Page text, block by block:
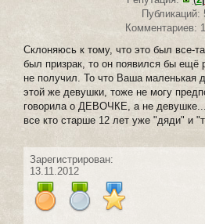
Публикаций:
Комментариев:
Склоняюсь к тому, что это был все-
был призрак, то он появился бы ещё
не получил. То что Ваша маленькая
этой же девушки, тоже не могу
говорила о ДЕВОЧКЕ, а не
все кто старше 12 лет уже "дяди" и
Зарегистрирован:
13.11.2012